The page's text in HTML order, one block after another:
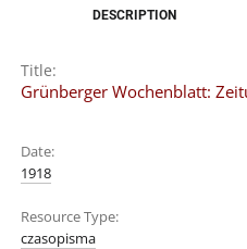
DESCRIPTION
Title:
Grünberger Wochenblatt:
Date:
1918
Resource Type:
czasopisma